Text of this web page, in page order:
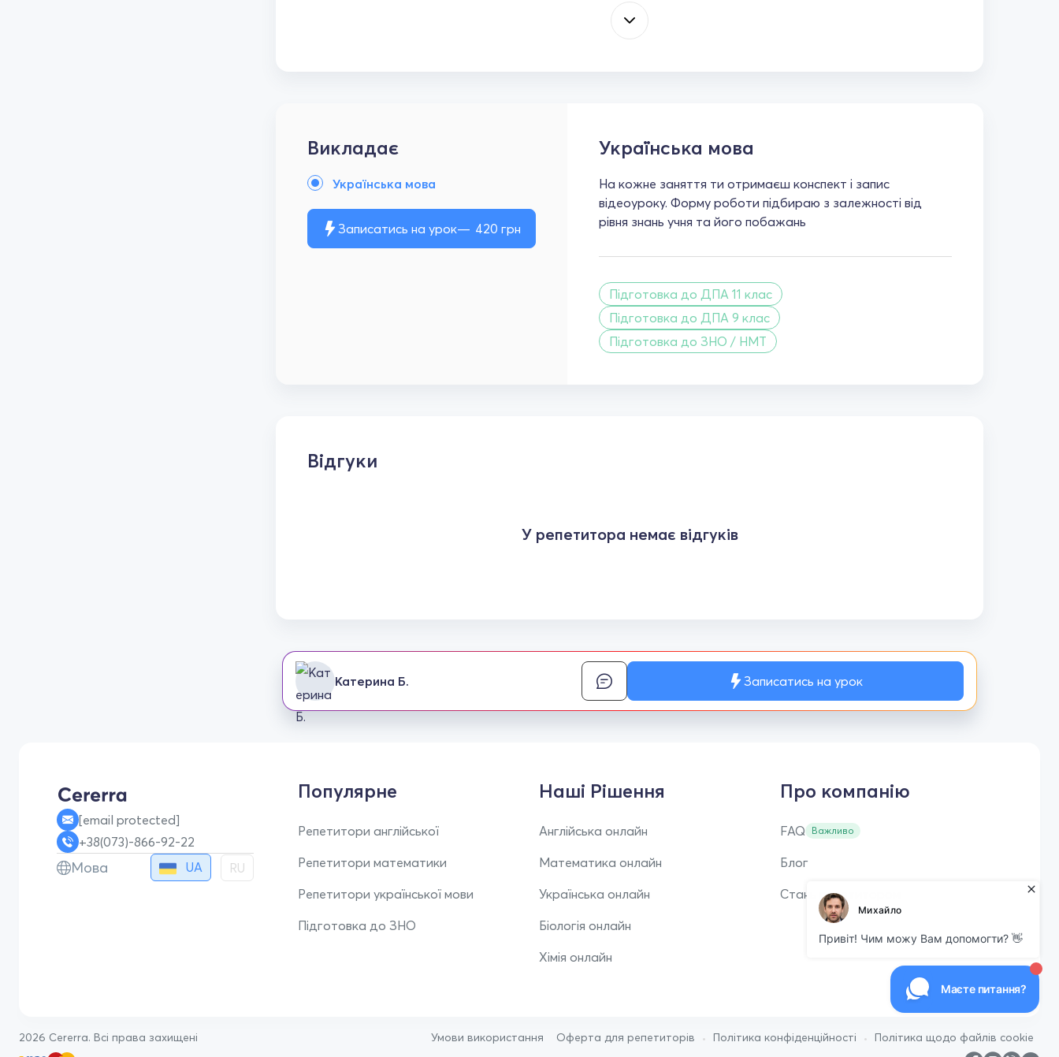
Викладає
Українська мова
Записатись на урок 420 грн
Українська мова
На кожне заняття ти отримаєш конспект і запис
відеоуроку. Форму роботи підбираю з залежності від
рівня знань учня та його побажань
Підготовка до ДПА 11 клас
Підготовка до ДПА 9 клас
Підготовка до ЗНО / НМТ
Відгуки
У репетитора немає відгуків
Катерина Б. Записатись на урок
[email protected]
+38(073)-866-92-22
Мова UA RU
Популярне
Репетитори англійської
Репетитори математики
Репетитори української мови
Підготовка до ЗНО
Наші Рішення
Англійська онлайн
Математика онлайн
Українська онлайн
Біологія онлайн
Хімія онлайн
Про компанію
FAQ Важливо
Блог
Стань репетитором
2026 Cererra. Всі права захищені Умови використання Оферта для репетиторів • Політика конфіденційності • Політика щодо файлів cookie